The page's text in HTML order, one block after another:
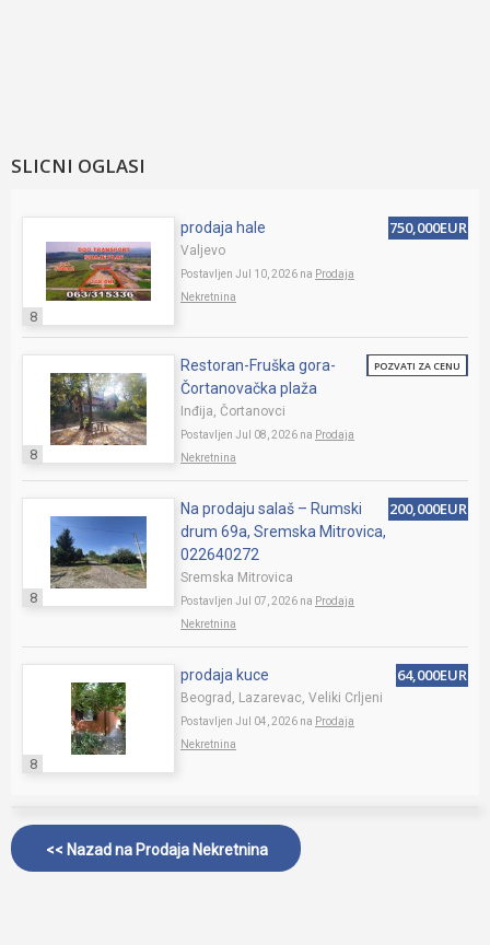
SLICNI OGLASI
8
prodaja hale
Valjevo
Postavljen Jul 10, 2026 na Prodaja
Nekretnina
750,000EUR
8
Restoran-Fruška gora-
Čortanovačka plaža
Inđija, Čortanovci
Postavljen Jul 08, 2026 na Prodaja
Nekretnina
POZVATI ZA CENU
8
Na prodaju salaš – Rumski
drum 69a, Sremska Mitrovica,
022640272
Sremska Mitrovica
Postavljen Jul 07, 2026 na Prodaja
Nekretnina
200,000EUR
8
prodaja kuce
Beograd, Lazarevac, Veliki Crljeni
Postavljen Jul 04, 2026 na Prodaja
Nekretnina
64,000EUR
<< Nazad na Prodaja Nekretnina